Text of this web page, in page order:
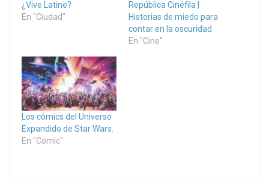
¿Vive Latine?
En "Ciudad"
República Cinéfila |
Historias de miedo para
contar en la oscuridad
En "Cine"
Los cómics del Universo
Expandido de Star Wars.
En "Cómic"